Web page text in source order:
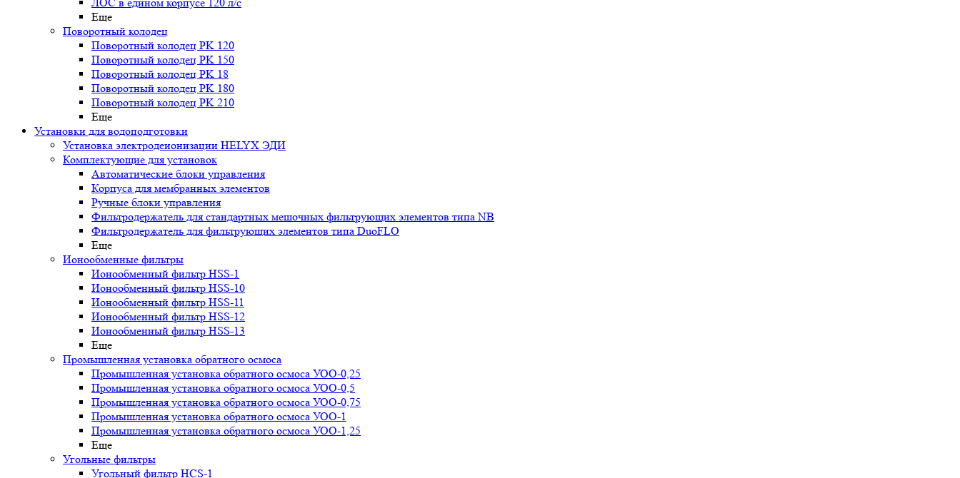
Еще
Поворотный колодец
Поворотный колодец PK 120
Поворотный колодец PK 150
Поворотный колодец PK 18
Поворотный колодец PK 180
Поворотный колодец PK 210
Еще
Установки для водоподготовки
Установка электродеионизации HELYX ЭДИ
Комплектующие для установок
Автоматические блоки управления
Корпуса для мембранных элементов
Ручные блоки управления
Фильтродержатель для стандартных мешочных фильтрующих элементов типа NB
Фильтродержатель для фильтрующих элементов типа DuoFLO
Еще
Ионообменные фильтры
Ионообменный фильтр HSS-1
Ионообменный фильтр HSS-10
Ионообменный фильтр HSS-11
Ионообменный фильтр HSS-12
Ионообменный фильтр HSS-13
Еще
Промышленная установка обратного осмоса
Промышленная установка обратного осмоса УОО-0,25
Промышленная установка обратного осмоса УОО-0,5
Промышленная установка обратного осмоса УОО-0,75
Промышленная установка обратного осмоса УОО-1
Промышленная установка обратного осмоса УОО-1,25
Еще
Угольные фильтры
Угольный фильтр HСS-1